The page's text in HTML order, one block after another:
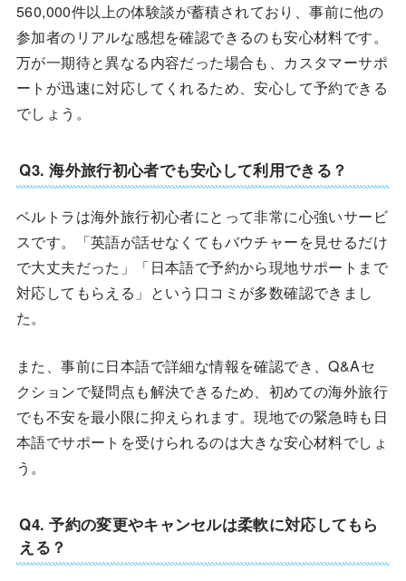
560,000件以上の体験談が蓄積されており、事前に他の
参加者のリアルな感想を確認できるのも安心材料です。
万が一期待と異なる内容だった場合も、カスタマーサポ
ートが迅速に対応してくれるため、安心して予約できる
でしょう。
Q3. 海外旅行初心者でも安心して利用できる？
ベルトラは海外旅行初心者にとって非常に心強いサービ
スです。「英語が話せなくてもバウチャーを見せるだけ
で大丈夫だった」「日本語で予約から現地サポートまで
対応してもらえる」という口コミが多数確認できまし
た。
また、事前に日本語で詳細な情報を確認でき、Q&Aセ
クションで疑問点も解決できるため、初めての海外旅行
でも不安を最小限に抑えられます。現地での緊急時も日
本語でサポートを受けられるのは大きな安心材料でしょ
う。
Q4. 予約の変更やキャンセルは柔軟に対応してもら
える？